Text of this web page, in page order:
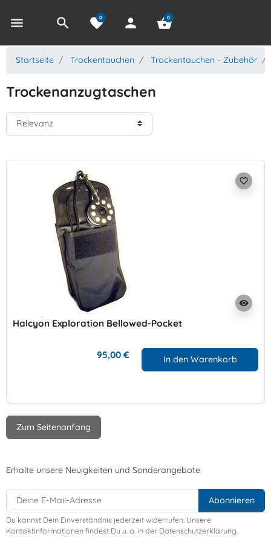
menu search favorite
0 person shopping_basket
0
Startseite Trockentauchen Trockentauchen - Zubehör
Trockenanzugtaschen
visibility
favorite_border
Halcyon Exploration Bellowed-Pocket
95,00 € In den Warenkorb
Zum Seitenanfang
Erhalte unsere Neuigkeiten und Sonderangebote
Du kannst Dein Einverständnis jederzeit widerrufen. Unsere
Kontaktinformationen findest Du u. a. in der Datenschutzerklärung.